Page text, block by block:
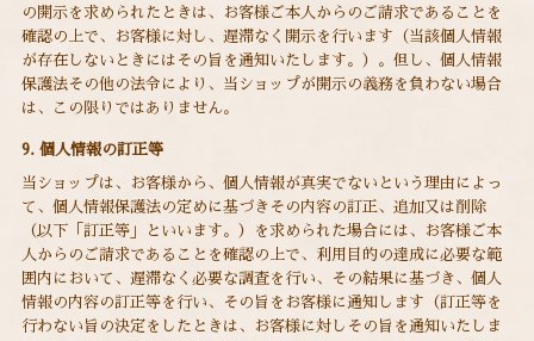
の開示を求められたときは、お客様ご本人からのご請求であることを
確認の上で、お客様に対し、遅滞なく開示を行います（当該個人情報
が存在しないときにはその旨を通知いたします。）。但し、個人情報
保護法その他の法令により、当ショップが開示の義務を負わない場合
は、この限りではありません。
9. 個人情報の訂正等
当ショップは、お客様から、個人情報が真実でないという理由によっ
て、個人情報保護法の定めに基づきその内容の訂正、追加又は削除
（以下「訂正等」といいます。）を求められた場合には、お客様ご本
人からのご請求であることを確認の上で、利用目的の達成に必要な範
囲内において、遅滞なく必要な調査を行い、その結果に基づき、個人
情報の内容の訂正等を行い、その旨をお客様に通知します（訂正等を
行わない旨の決定をしたときは、お客様に対しその旨を通知いたしま